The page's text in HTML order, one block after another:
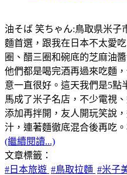
油そば 笑ちゃん:鳥取県米子
麵首選，跟我在日本不太愛
圈、醋三圈和碗底的芝麻油
他們都是喝完酒再過來吃麵
意一直很好。這天我們是5點
馬成了米子名店，不少電視
添加再拌開，友人開玩笑說
汁，連著麵徹底混合後再吃
(繼續閱讀...)
文章標籤：
#日本旅遊 #鳥取拉麵 #米子